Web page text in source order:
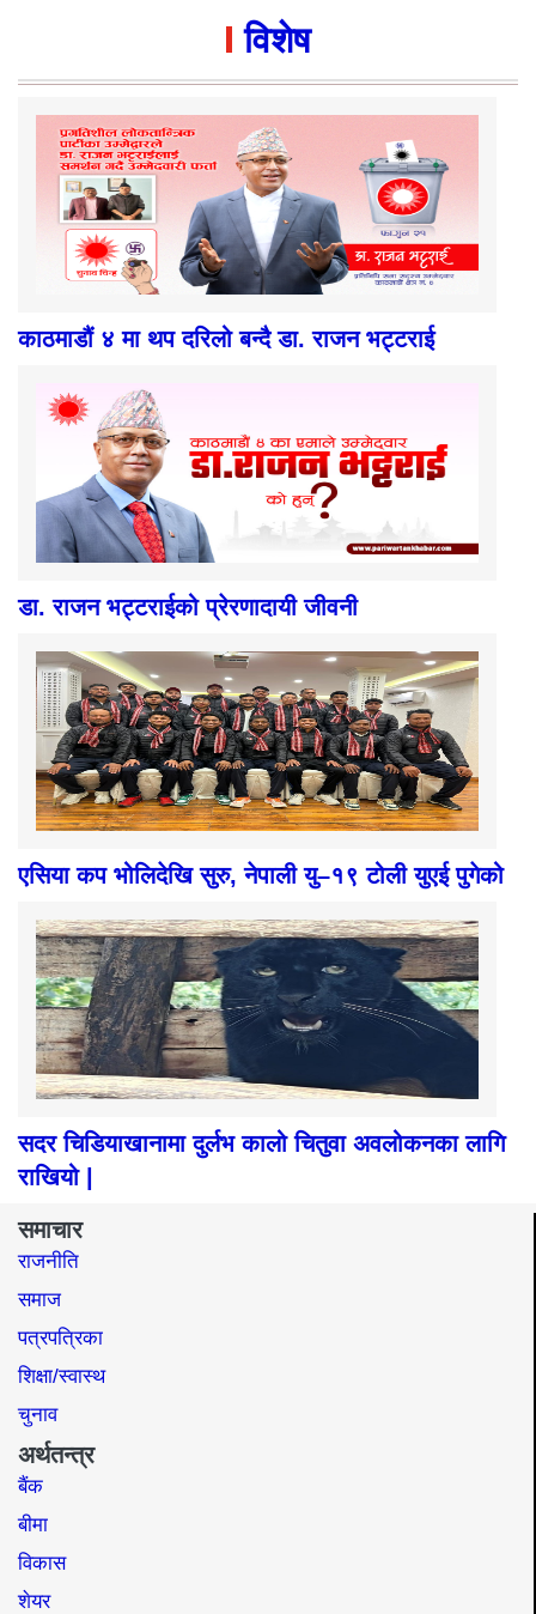
विशेष
काठमाडौं ४ मा थप दरिलो बन्दै डा. राजन भट्टराई
डा. राजन भट्टराईको प्रेरणादायी जीवनी
एसिया कप भोलिदेखि सुरु, नेपाली यु–१९ टोली युएई पुगेको
सदर चिडियाखानामा दुर्लभ कालो चितुवा अवलोकनका लागि
राखियो |
समाचार
राजनीति
समाज​
पत्रपत्रिका
शिक्षा/स्वास्थ
चुनाव
अर्थतन्त्र
बैंक
बीमा
विकास
शेयर